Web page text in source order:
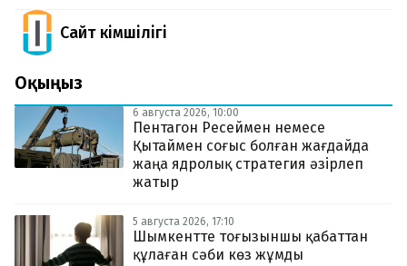
Сайт Әкімшілігі
Оқыңыз
6 августа 2026, 10:00
Пентагон Ресеймен немесе
Қытаймен соғыс болған жағдайда
жаңа ядролық стратегия әзірлеп
жатыр
5 августа 2026, 17:10
Шымкентте тоғызыншы қабаттан
құлаған сәби көз жұмды